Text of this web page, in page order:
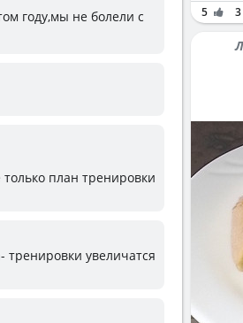
году,мы не болели с
план тренировки
тренировки увеличатся
5 3